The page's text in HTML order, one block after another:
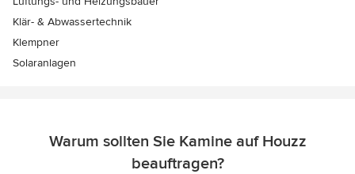
Klär- & Abwassertechnik
Klempner
Solaranlagen
Warum sollten Sie Kamine auf Houzz
beauftragen?